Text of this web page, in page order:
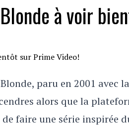
à voir
paru en 2001 avec
alors que la
faire une série inspirée